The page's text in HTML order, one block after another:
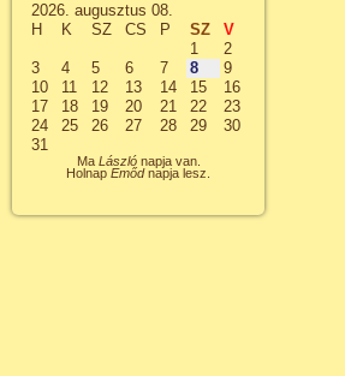
2026. augusztus 08.
H
K SZ CS P SZ
V
1
2
3
4 5 6 7 8
9
10
11 12 13 14 15
16
17
18 19 20 21 22
23
24
25 26 27 28 29
30
31
Ma Lászlónapja van.
Holnap Emődnapja lesz.